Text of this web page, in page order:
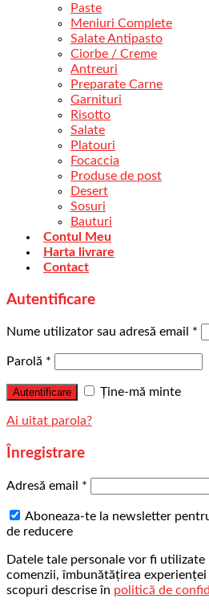
Paste
Meniuri Complete
Salate Antipasto
Ciorbe / Creme
Antreuri
Preparate Carne
Garnituri
Risotto
Salate
Platouri
Focaccia
Produse de post
Desert
Sosuri
Bauturi
Contul Meu
Harta livrare
Contact
Autentificare
Nume utilizator sau adresă email *
Parolă *
Autentificare Ține-mă minte
Ai uitat parola?
Înregistrare
Adresă email *
Aboneaza-te la newsletter
de reducere
Datele tale personale vor fi
comenzii, îmbunătățirea
scopuri descrise în politică de